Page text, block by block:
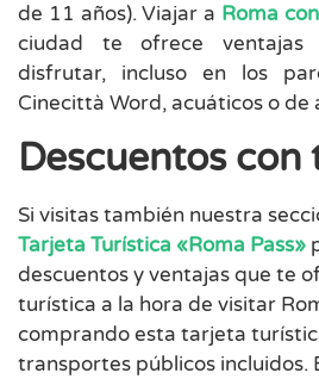
de 11 años). Viajar a Roma
ciudad te ofrece ventajas
disfrutar, incluso en los
Cinecittà Word, acuáticos o de
Descuentos con
Si visitas también nuestra
Tarjeta Turística «Roma Pass»
descuentos y ventajas que te
turística a la hora de visitar
comprando esta tarjeta
transportes públicos incluidos.